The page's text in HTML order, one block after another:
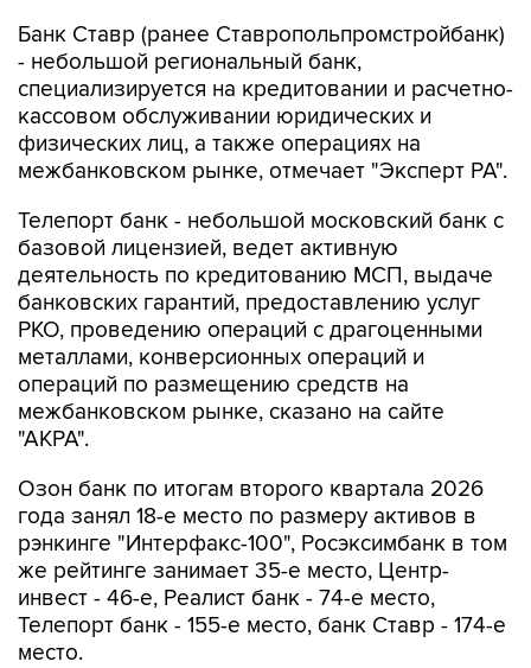
Банк Ставр (ранее Ставропольпромстройбанк)
- небольшой региональный банк,
специализируется на кредитовании и расчетно-
кассовом обслуживании юридических и
физических лиц, а также операциях на
межбанковском рынке, отмечает "Эксперт РА".
Телепорт банк - небольшой московский банк с
базовой лицензией, ведет активную
деятельность по кредитованию МСП, выдаче
банковских гарантий, предоставлению услуг
РКО, проведению операций с драгоценными
металлами, конверсионных операций и
операций по размещению средств на
межбанковском рынке, сказано на сайте
"АКРА".
Озон банк по итогам второго квартала 2026
года занял 18-е место по размеру активов в
рэнкинге "Интерфакс-100", Росэксимбанк в том
же рейтинге занимает 35-е место, Центр-
инвест - 46-е, Реалист банк - 74-е место,
Телепорт банк - 155-е место, банк Ставр - 174-е
место.